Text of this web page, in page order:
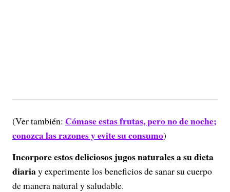
(Ver también: Cómase estas frutas, pero no de noche;
conozca las razones y evite su consumo)
Incorpore estos deliciosos jugos naturales a su dieta
diariay experimente los beneficios de sanar su cuerpo
de manera natural y saludable.